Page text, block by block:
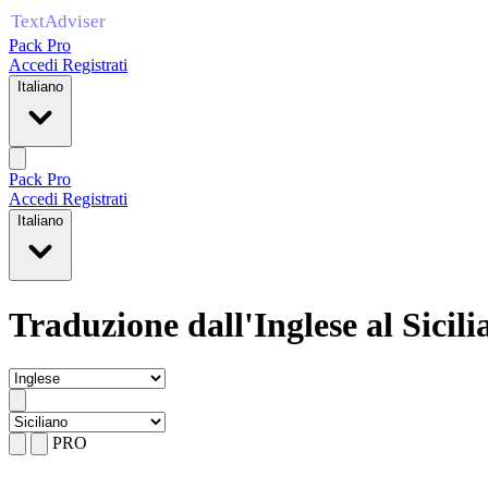
Pack Pro
Accedi Registrati
Italiano
Pack Pro
Accedi Registrati
Italiano
Traduzione dall'Inglese al
PRO